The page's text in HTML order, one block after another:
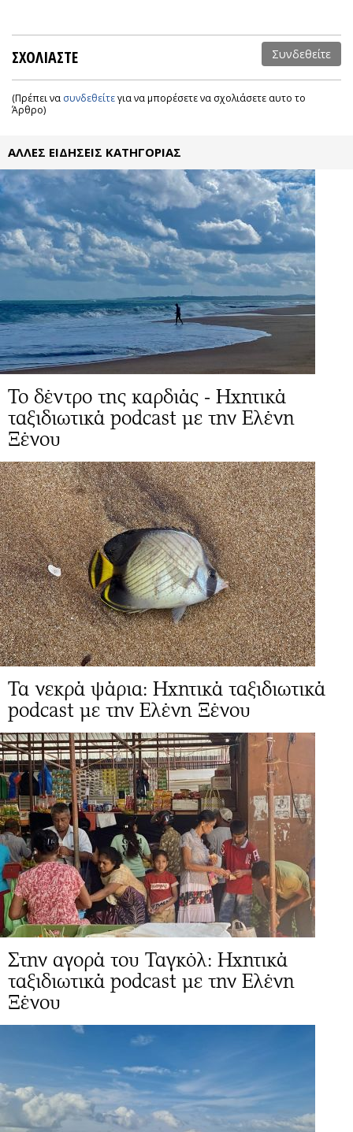
ΣΧΟΛΙΑΣΤΕ Συνδεθείτε
(Πρέπει να συνδεθείτεγια να μπορέσετε να σχολιάσετε αυτο το
Άρθρο)
ΑΛΛΕΣ ΕΙΔΗΣΕΙΣ ΚΑΤΗΓΟΡΙΑΣ
Το δέντρο της καρδιάς - Ηχητικά
ταξιδιωτικά podcast με την Ελένη
Ξένου
Τα νεκρά ψάρια: Ηχητικά ταξιδιωτικά
podcast με την Ελένη Ξένου
Στην αγορά του Ταγκόλ: Ηχητικά
ταξιδιωτικά podcast με την Ελένη
Ξένου